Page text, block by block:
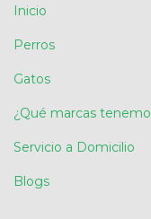
Inicio
Perros
Gatos
¿Qué marcas
Servicio a Domicilio
Blogs